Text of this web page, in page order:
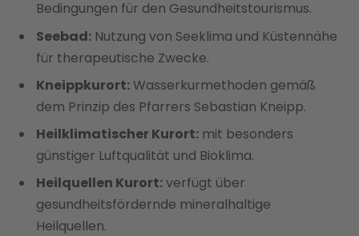
Bedingungen für den Gesundheitstourismus.
Seebad: Nutzung von Seeklima und Küstennähe
für therapeutische Zwecke.
Kneippkurort:Wasserkurmethoden gemäß
dem Prinzip des Pfarrers Sebastian Kneipp.
Heilklimatischer Kurort: mit besonders
günstiger Luftqualität und Bioklima.
Heilquellen Kurort:verfügt über
gesundheitsfördernde mineralhaltige
Heilquellen.